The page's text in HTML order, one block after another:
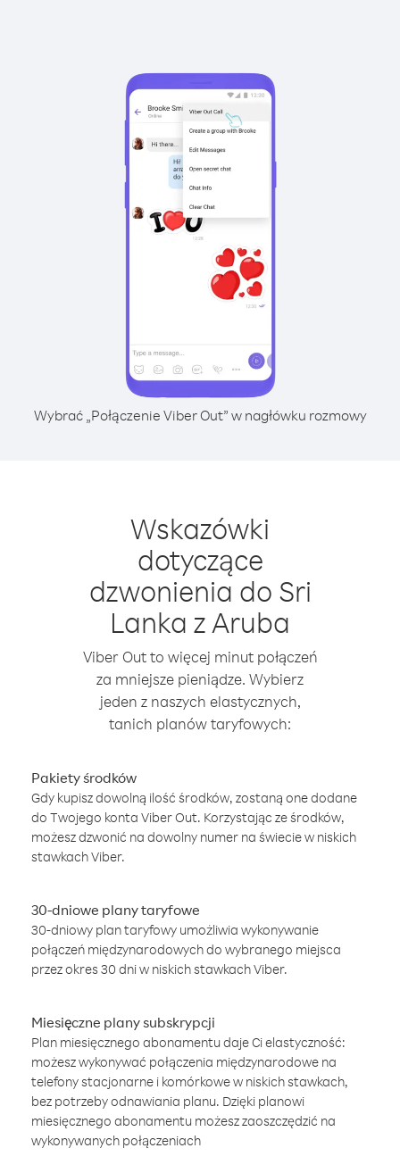
Wybrać „Połączenie Viber Out” w nagłówku rozmowy
Wskazówki
dotyczące
dzwonienia do Sri
Lanka z Aruba
Viber Out to więcej minut połączeń
za mniejsze pieniądze. Wybierz
jeden z naszych elastycznych,
tanich planów taryfowych:
Pakiety środków
Gdy kupisz dowolną ilość środków, zostaną one dodane
do Twojego konta Viber Out. Korzystając ze środków,
możesz dzwonić na dowolny numer na świecie w niskich
stawkach Viber.
30-dniowe plany taryfowe
30-dniowy plan taryfowy umożliwia wykonywanie
połączeń międzynarodowych do wybranego miejsca
przez okres 30 dni w niskich stawkach Viber.
Miesięczne plany subskrypcji
Plan miesięcznego abonamentu daje Ci elastyczność:
możesz wykonywać połączenia międzynarodowe na
telefony stacjonarne i komórkowe w niskich stawkach,
bez potrzeby odnawiania planu. Dzięki planowi
miesięcznego abonamentu możesz zaoszczędzić na
wykonywanych połączeniach